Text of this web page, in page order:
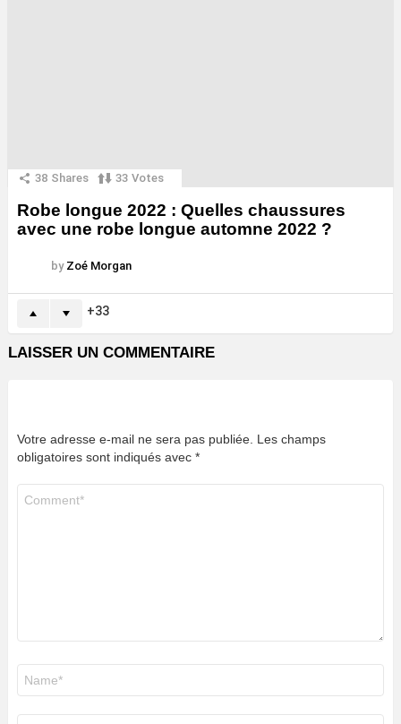
38 Shares 33 Votes
Robe longue 2022 : Quelles chaussures
avec une robe longue automne 2022 ?
by Zoé Morgan
33
LAISSER UN COMMENTAIRE
Votre adresse e-mail ne sera pas publiée. Les champs
obligatoires sont indiqués avec *